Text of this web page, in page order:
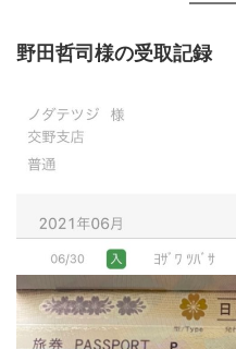
野田哲司様の受取記録